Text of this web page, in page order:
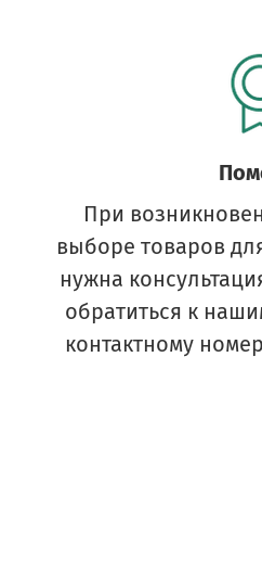
При
выборе товаров
нужна
обратиться к
контактному